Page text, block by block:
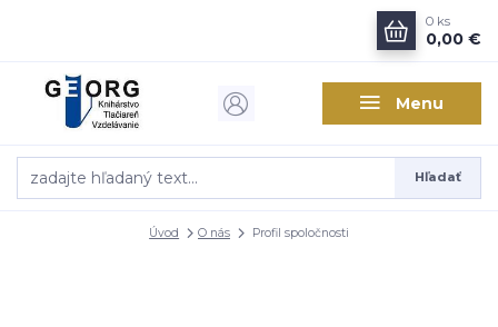
Menu
Hľadať
0 ks
0,00 €
Úvod O nás Profil spoločnosti